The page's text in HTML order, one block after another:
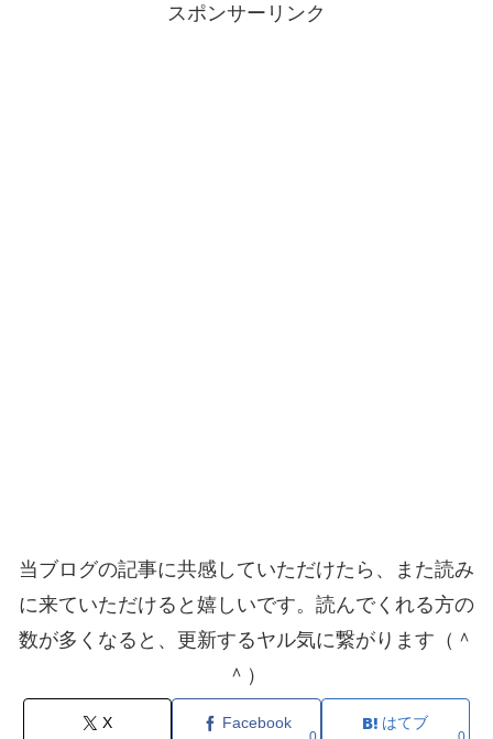
スポンサーリンク
当ブログの記事に共感していただけたら、また読み
に来ていただけると嬉しいです。読んでくれる方の
数が多くなると、更新するヤル気に繋がります（＾
＾）
X Facebook はてブ